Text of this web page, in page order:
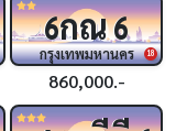
18
6กณ6
กรุงเทพมหานคร
860,000.-